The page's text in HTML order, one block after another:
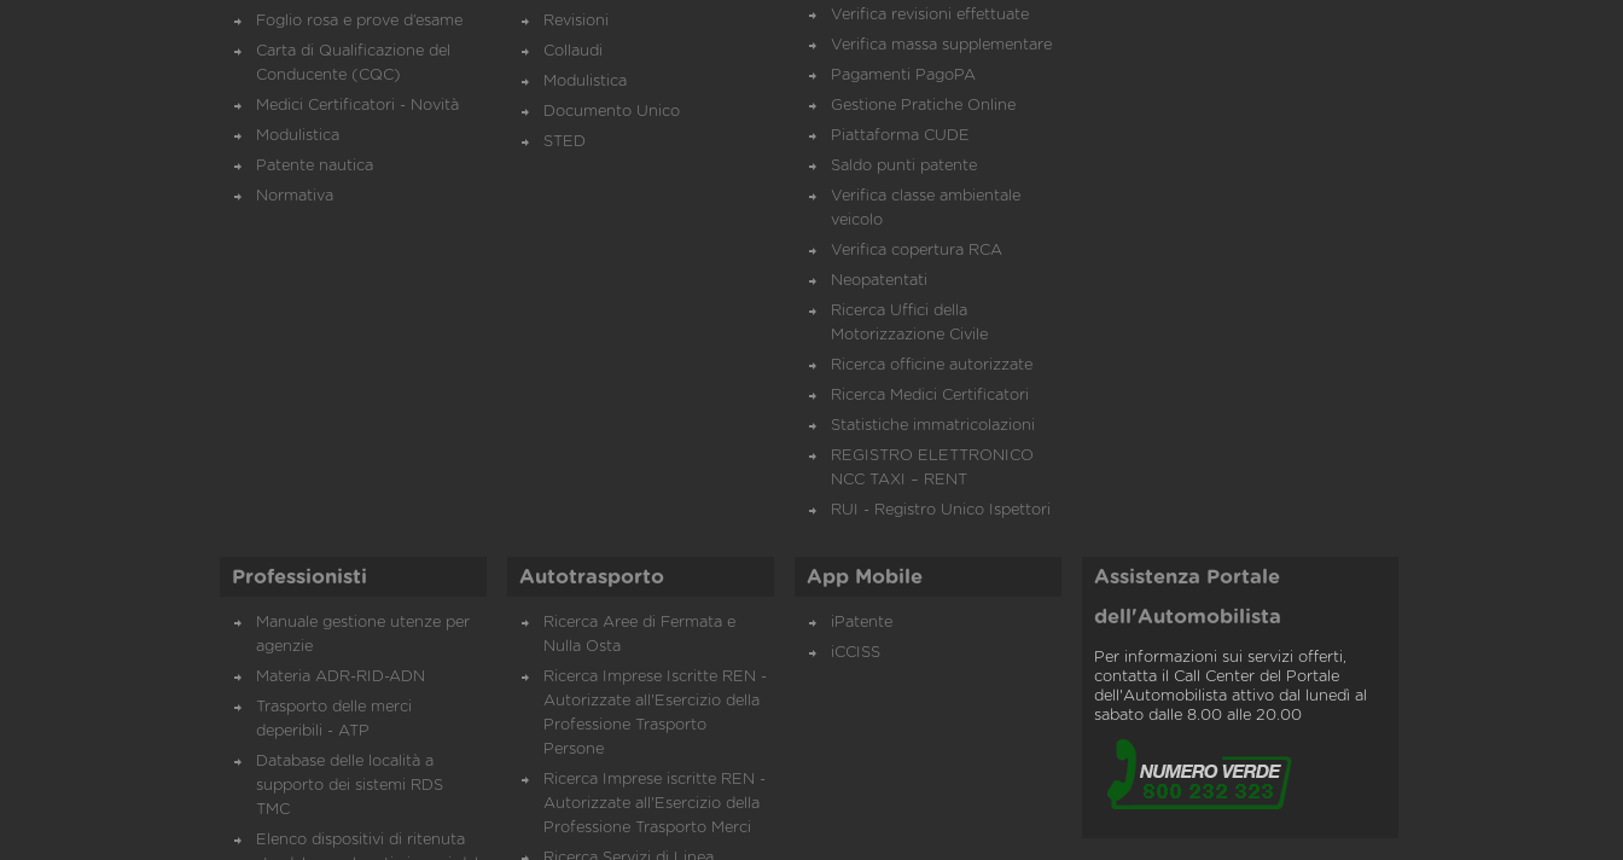
Foglio rosa e prove d’esame
Carta di Qualificazione del
Conducente (CQC)
Medici Certificatori - Novità
Modulistica
Patente nautica
Normativa
Revisioni
Collaudi
Modulistica
Documento Unico
STED
Verifica revisioni effettuate
Verifica massa supplementare
Pagamenti PagoPA
Gestione Pratiche Online
Piattaforma CUDE
Saldo punti patente
Verifica classe ambientale
veicolo
Verifica copertura RCA
Neopatentati
Ricerca Uffici della
Motorizzazione Civile
Ricerca officine autorizzate
Ricerca Medici Certificatori
Statistiche immatricolazioni
REGISTRO ELETTRONICO
NCC TAXI – RENT
RUI - Registro Unico Ispettori
Professionisti
Manuale gestione utenze per
agenzie
Materia ADR-RID-ADN
Trasporto delle merci
deperibili - ATP
Database delle località a
supporto dei sistemi RDS
TMC
Elenco dispositivi di ritenuta
Autotrasporto
Ricerca Aree di Fermata e
Nulla Osta
Ricerca Imprese Iscritte REN -
Autorizzate all'Esercizio della
Professione Trasporto
Persone
Ricerca Imprese iscritte REN -
Autorizzate all'Esercizio della
Professione Trasporto Merci
App Mobile
iPatente
iCCISS
Assistenza Portale
dell'Automobilista
Per informazioni sui servizi offerti,
contatta il Call Center del Portale
dell'Automobilista attivo dal lunedì al
sabato dalle 8.00 alle 20.00